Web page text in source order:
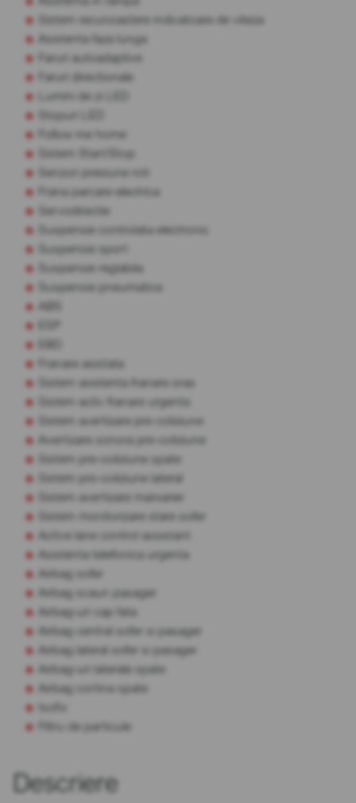
Sistem recunoastere indicatoare de viteza
Asistenta faza lunga
Faruri autoadaptive
Faruri directionale
Lumini de zi LED
Stopuri LED
Follow me home
Sistem Start/Stop
Senzori presiune roti
Frana parcare electrica
Servodirectie
Suspensie controlata electronic
Suspensie sport
Suspensie reglabila
Suspensie pneumatica
ABS
EBD
Franare asistata
Sistem asistenta franare oras
Sistem activ franare urgenta
Sistem avertizare pre-coliziune
Avertizare sonora pre-coliziune
Sistem pre-coliziune spate
Sistem pre-coliziune lateral
Sistem avertizare marsarier
Sistem monitorizare stare sofer
Active lane control assistant
Asistenta telefonica urgenta
Airbag sofer
Airbag scaun pasager
Airbag-uri cap fata
Airbag central sofer si pasager
Airbag lateral sofer si pasager
Airbag-uri laterale spate
Airbag cortina spate
Isofix
Filtru de particule
Descriere